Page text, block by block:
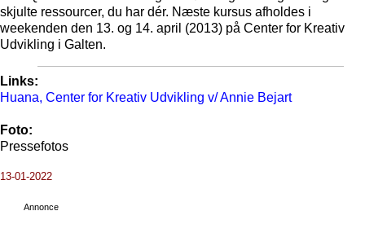
skjulte ressourcer, du har dér. Næste kursus afholdes i
weekenden den 13. og 14. april (2013) på Center for Kreativ
Udvikling i Galten.
Links:
Huana, Center for Kreativ Udvikling v/ Annie Bejart
Foto:
Pressefotos
13-01-2022
Annonce